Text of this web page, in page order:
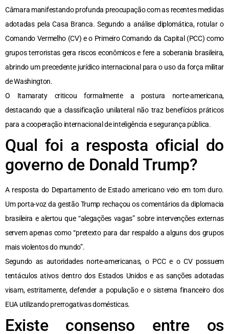
Câmara manifestando profunda preocupação com as recentes medidas
adotadas pela Casa Branca. Segundo a análise diplomática, rotular o
Comando Vermelho (CV) e o Primeiro Comando da Capital (PCC) como
grupos terroristas gera riscos econômicos e fere a soberania brasileira,
abrindo um precedente jurídico internacional para o uso da força militar
de Washington.
O Itamaraty criticou formalmente a postura norte-americana,
destacando que a classificação unilateral não traz benefícios práticos
para a cooperação internacional de inteligência e segurança pública.
Qual foi a resposta oficial do
governo de Donald Trump?
A resposta do Departamento de Estado americano veio em tom duro.
Um porta-voz da gestão Trump rechaçou os comentários da diplomacia
brasileira e alertou que “alegações vagas” sobre intervenções externas
servem apenas como “pretexto para dar respaldo a alguns dos grupos
mais violentos do mundo”.
Segundo as autoridades norte-americanas, o PCC e o CV possuem
tentáculos ativos dentro dos Estados Unidos e as sanções adotadas
visam, estritamente, defender a população e o sistema financeiro dos
EUA utilizando prerrogativas domésticas.
Existe consenso entre os